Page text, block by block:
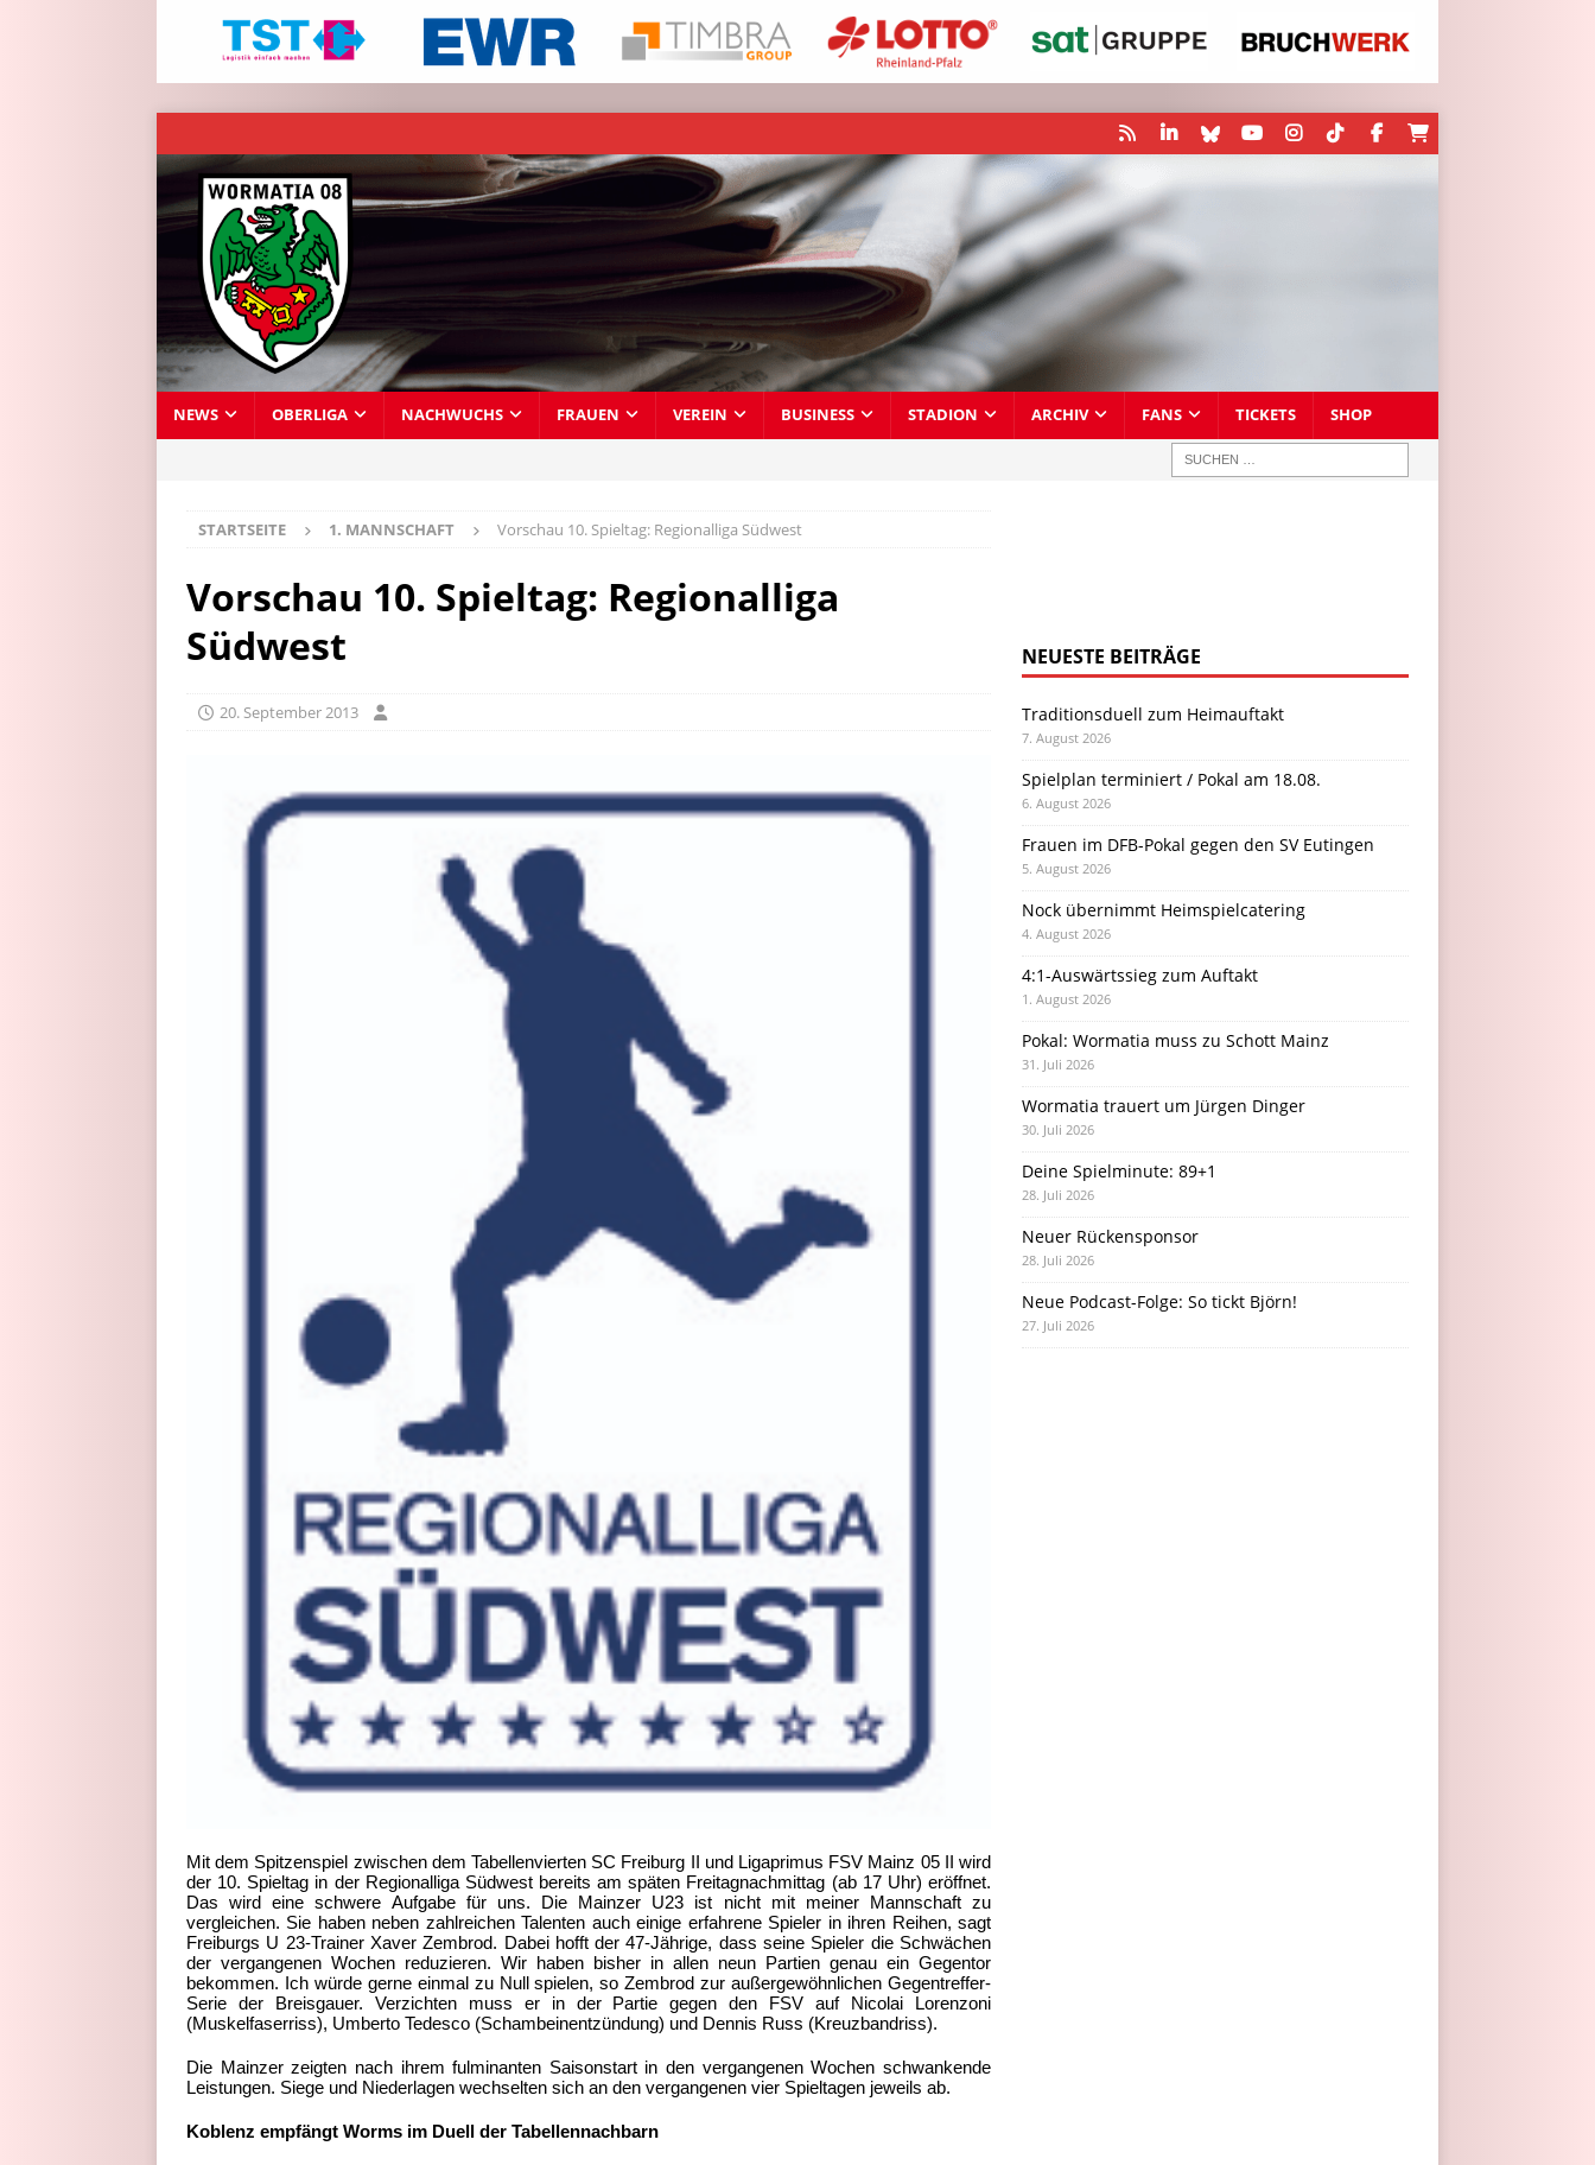
NEWS OBERLIGA NACHWUCHS FRAUEN VEREIN BUSINESS STADION ARCHIV FANS TICKETS SHOP
STARTSEITE 1. MANNSCHAFT Vorschau 10. Spieltag: Regionalliga Südwest
Vorschau 10. Spieltag: Regionalliga
Südwest
20. September 2013
Mit dem Spitzenspiel zwischen dem Tabellenvierten SC Freiburg II und Ligaprimus FSV Mainz 05 II wird
der 10. Spieltag in der Regionalliga Südwest bereits am späten Freitagnachmittag (ab 17 Uhr) eröffnet.
Das wird eine schwere Aufgabe für uns. Die Mainzer U23 ist nicht mit meiner Mannschaft zu
vergleichen. Sie haben neben zahlreichen Talenten auch einige erfahrene Spieler in ihren Reihen, sagt
Freiburgs U 23-Trainer Xaver Zembrod. Dabei hofft der 47-Jährige, dass seine Spieler die Schwächen
der vergangenen Wochen reduzieren. Wir haben bisher in allen neun Partien genau ein Gegentor
bekommen. Ich würde gerne einmal zu Null spielen, so Zembrod zur außergewöhnlichen Gegentreffer-
Serie der Breisgauer. Verzichten muss er in der Partie gegen den FSV auf Nicolai Lorenzoni
(Muskelfaserriss), Umberto Tedesco (Schambeinentzündung) und Dennis Russ (Kreuzbandriss).
Die Mainzer zeigten nach ihrem fulminanten Saisonstart in den vergangenen Wochen schwankende
Leistungen. Siege und Niederlagen wechselten sich an den vergangenen vier Spieltagen jeweils ab.
Koblenz empfängt Worms im Duell der Tabellennachbarn
NEUESTE BEITRÄGE
Traditionsduell zum Heimauftakt
7. August 2026
Spielplan terminiert / Pokal am 18.08.
6. August 2026
Frauen im DFB-Pokal gegen den SV Eutingen
5. August 2026
Nock übernimmt Heimspielcatering
4. August 2026
4:1-Auswärtssieg zum Auftakt
1. August 2026
Pokal: Wormatia muss zu Schott Mainz
31. Juli 2026
Wormatia trauert um Jürgen Dinger
30. Juli 2026
Deine Spielminute: 89+1
28. Juli 2026
Neuer Rückensponsor
28. Juli 2026
Neue Podcast-Folge: So tickt Björn!
27. Juli 2026